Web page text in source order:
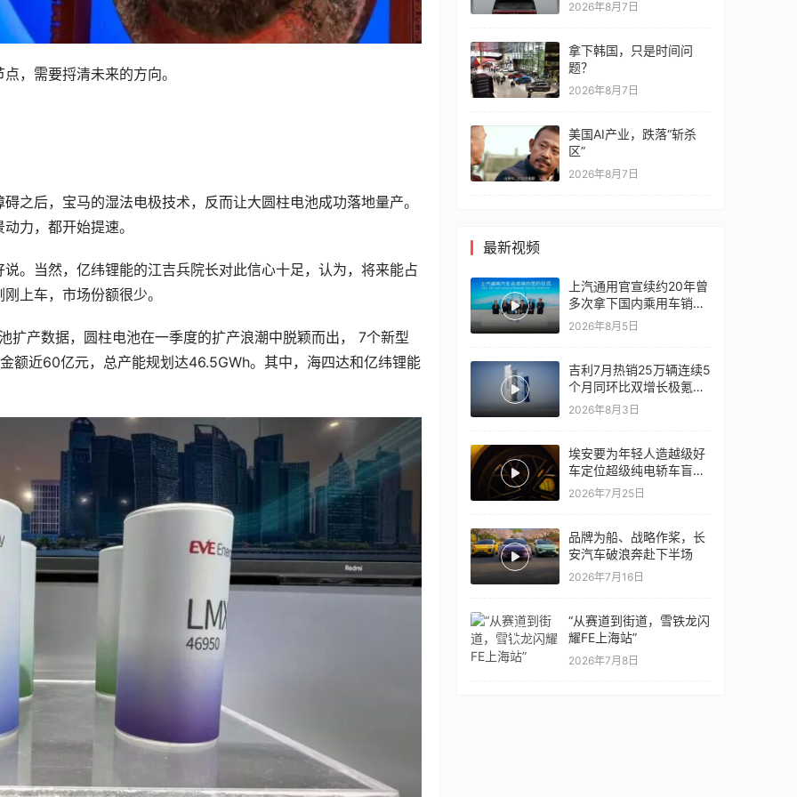
，需要捋清未来的方向。
之后，宝马的湿法电极技术，反而让大圆柱电池成功落地量产。
力，都开始提速。
。当然，亿纬锂能的江吉兵院长对此信心十足，认为，将来能占
上车，市场份额很少。
产数据，圆柱电池在一季度的扩产浪潮中脱颖而出， 7个新型
额近60亿元，总产能规划达46.5GWh。其中，海四达和亿纬锂能
2026年8月7日
拿下韩国，只是时间问
题？
2026年8月7日
美国AI产业，跌落“斩杀
区”
2026年8月7日
最新视频
上汽通用官宣续约20年曾
多次拿下国内乘用车销冠
竞争激烈，上汽通用有信
2026年8月5日
吉利7月热销25万辆连续5
个月同环比双增长极氪销
量同比翻倍，出口再破10
2026年8月3日
埃安要为年轻人造越级好
车定位超级纯电轿车盲猜
18万以上
2026年7月25日
品牌为船、战略作桨，长
安汽车破浪奔赴下半场
2026年7月16日
“从赛道到街道，雪铁龙闪
耀FE上海站”
2026年7月8日